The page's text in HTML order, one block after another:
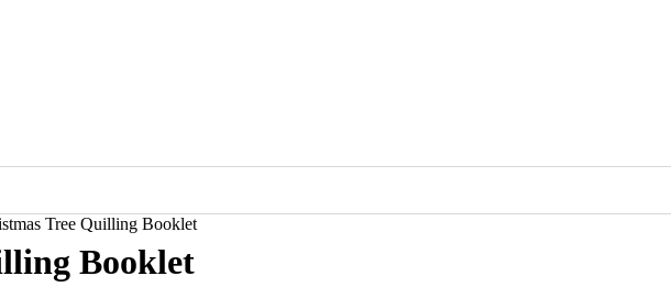
Tree Quilling Booklet
Booklet